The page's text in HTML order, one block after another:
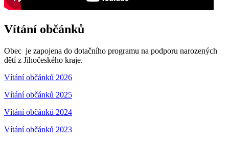
Vítání občánků
Obec je zapojena do dotačního programu na podporu narozených
dětí z Jihočeského kraje.
Vítání občánků 2026
Vítání občánků 2025
Vítání občánků 2024
Vítání občánků 2023